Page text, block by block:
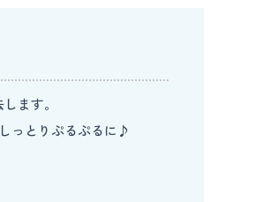
ます。
っとりぷるぷるに♪